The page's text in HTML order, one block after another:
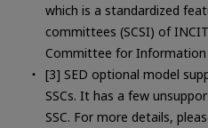
which is a standardized
committees (SCSI) of
Committee for Information
[3] SED optional model
SSCs. It has a few
SSC. For more details,